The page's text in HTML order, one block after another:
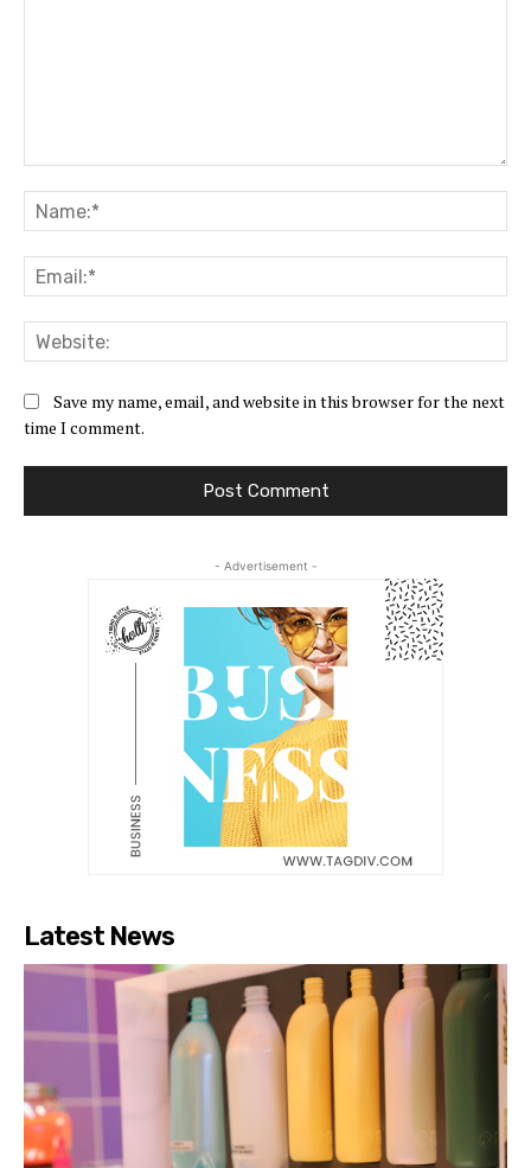
Save my name, email, and website in this browser for the next
time I comment.
- Advertisement -
Latest News